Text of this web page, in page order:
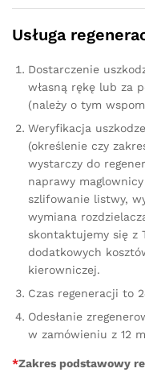
Usługa
Dostarczenie
własną rękę lub za
(należy o tym
Weryfikacja
(określenie czy
wystarczy do
naprawy
szlifowanie listwy,
wymiana
skontaktujemy się z
dodatkowych
kierowniczej.
Czas regeneracji to
Odesłanie
w zamówieniu z 12
*Zakres podstawowy